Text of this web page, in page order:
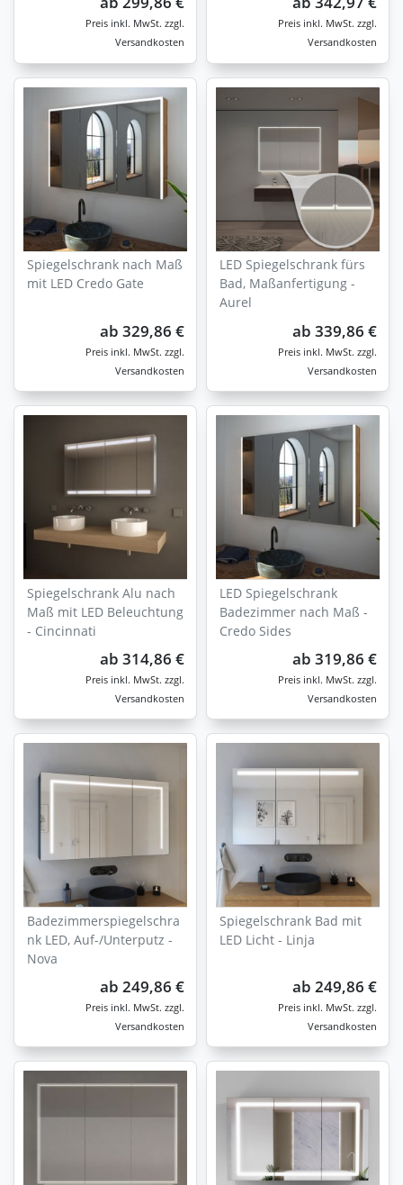
zzgl.
Versandkosten
zzgl.
Versandkosten
Spiegelschrank nach Maß
mit LED Credo Gate
ab 329,86 €
zzgl.
Versandkosten
LED Spiegelschrank fürs
Bad, Maßanfertigung -
Aurel
ab 339,86 €
zzgl.
Versandkosten
Spiegelschrank Alu nach
Maß mit LED Beleuchtung
- Cincinnati
ab 314,86 €
zzgl.
Versandkosten
LED Spiegelschrank
Badezimmer nach Maß -
Credo Sides
ab 319,86 €
zzgl.
Versandkosten
Badezimmerspiegelschra
nk LED, Auf-/Unterputz -
Nova
ab 249,86 €
zzgl.
Versandkosten
Spiegelschrank Bad mit
LED Licht - Linja
ab 249,86 €
zzgl.
Versandkosten